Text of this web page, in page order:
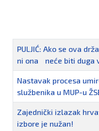
Naziv
PULJIĆ: Ako se ova
ni ona neće biti duga
Nastavak procesa
službenika u MUP-u
Zajednički izlazak
izbore je nužan!